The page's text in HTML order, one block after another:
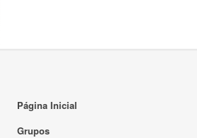
Página Inicial
Grupos